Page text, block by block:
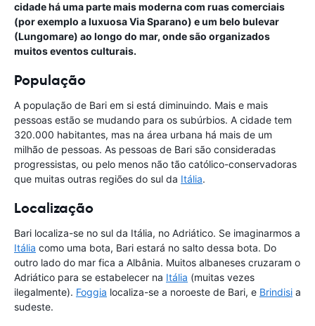
cidade há uma parte mais moderna com ruas comerciais
(por exemplo a luxuosa Via Sparano) e um belo bulevar
(Lungomare) ao longo do mar, onde são organizados
muitos eventos culturais.
População
A população de Bari em si está diminuindo. Mais e mais
pessoas estão se mudando para os subúrbios. A cidade tem
320.000 habitantes, mas na área urbana há mais de um
milhão de pessoas. As pessoas de Bari são consideradas
progressistas, ou pelo menos não tão católico-conservadoras
que muitas outras regiões do sul da Itália.
Localização
Bari localiza-se no sul da Itália, no Adriático. Se imaginarmos a
Itália como uma bota, Bari estará no salto dessa bota. Do
outro lado do mar fica a Albânia. Muitos albaneses cruzaram o
Adriático para se estabelecer na Itália (muitas vezes
ilegalmente). Foggia localiza-se a noroeste de Bari, e Brindisi a
sudeste.